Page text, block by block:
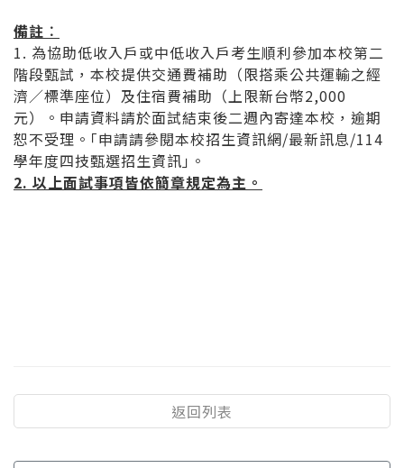
備註︰
1. 為協助低收入戶或中低收入戶考生順利參加本校第二
階段甄試，本校提供交通費補助（限搭乘公共運輸之經
濟／標準座位）及住宿費補助（上限新台幣2,000
元）。申請資料請於面試結束後二週內寄達本校，逾期
恕不受理。｢申請請參閱本校招生資訊網/最新訊息/114
學年度四技甄選招生資訊｣。
2. 以上面試事項皆依簡章規定為主 。
返回列表